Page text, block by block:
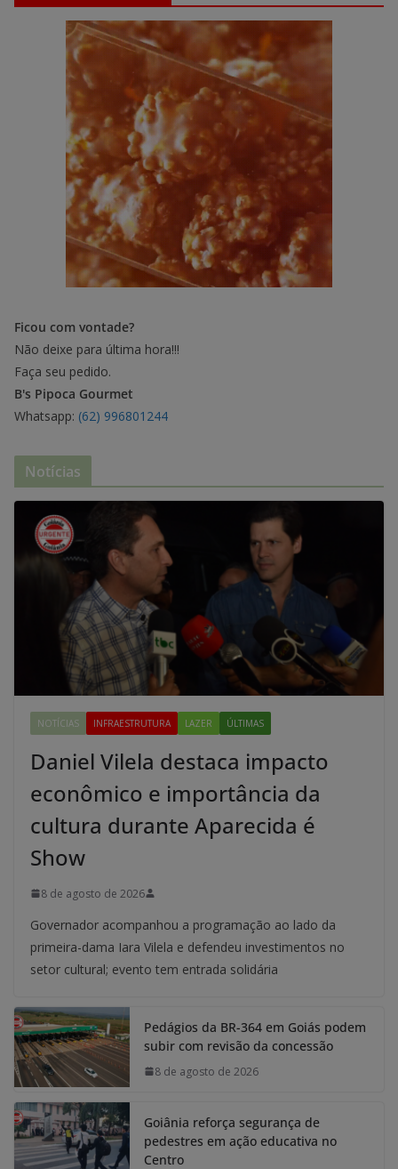
Ficou com vontade?
Não deixe para última hora!!!
Faça seu pedido.
B's Pipoca Gourmet
Whatsapp: (62) 996801244
Notícias
NOTÍCIAS INFRAESTRUTURA LAZER ÚLTIMAS
Daniel Vilela destaca impacto
econômico e importância da
cultura durante Aparecida é
Show
8 de agosto de 2026
Governador acompanhou a programação ao lado da
primeira-dama Iara Vilela e defendeu investimentos no
setor cultural; evento tem entrada solidária
Pedágios da BR-364 em Goiás podem
subir com revisão da concessão
8 de agosto de 2026
Goiânia reforça segurança de
pedestres em ação educativa no
Centro